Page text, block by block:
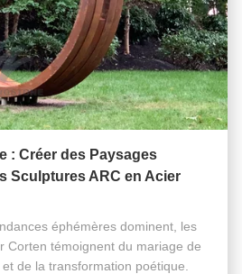
: Créer des Paysages
Sculptures ARC en Acier
éphémères dominent, les
Corten témoignent du mariage de
de la transformation poétique.